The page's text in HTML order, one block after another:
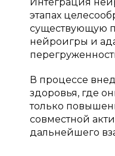
этапах
существующую
нейроигры и
В процессе
здоровья, где
только
совместной
дальнейшего